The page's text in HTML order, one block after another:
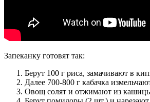
Запеканку готовят так:
Берут 100 г риса, замачивают в
Далее 700-800 г кабачка
Овощ солят и отжимают из